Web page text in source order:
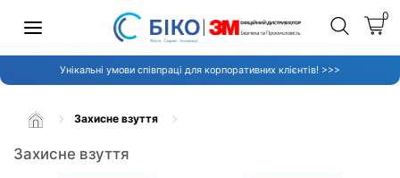
0
Унікальні умови співпраці для корпоративних клієнтів! >>>
Захисне взуття
Захисне взуття